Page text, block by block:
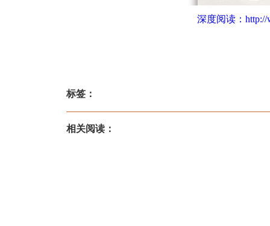
深度阅读： http://
标签：
相关阅读：